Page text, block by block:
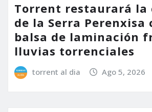
Torrent restaurará la
de la Serra Perenxisa
balsa de laminación
lluvias torrenciales
torrent al dia Ago 5, 2026